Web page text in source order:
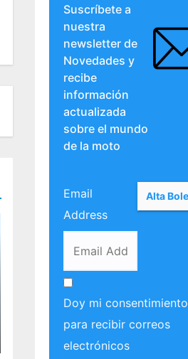
Suscríbete a
nuestra
newsletter de
Novedades y
recibe
información
actualizada
sobre el mundo
de la moto
Email
Address
Doy mi consentimiento
para recibir correos
electrónicos